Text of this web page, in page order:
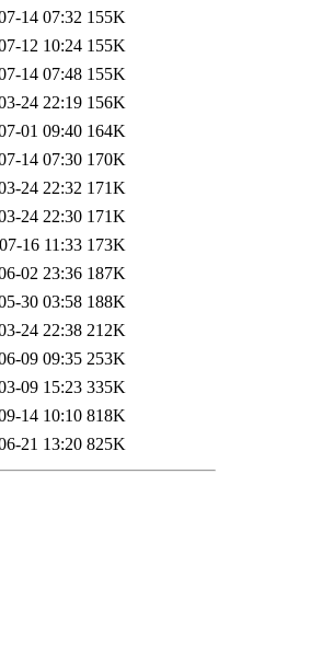
14 07:32 155K
12 10:24 155K
14 07:48 155K
24 22:19 156K
01 09:40 164K
14 07:30 170K
24 22:32 171K
24 22:30 171K
16 11:33 173K
02 23:36 187K
30 03:58 188K
24 22:38 212K
09 09:35 253K
09 15:23 335K
14 10:10 818K
21 13:20 825K